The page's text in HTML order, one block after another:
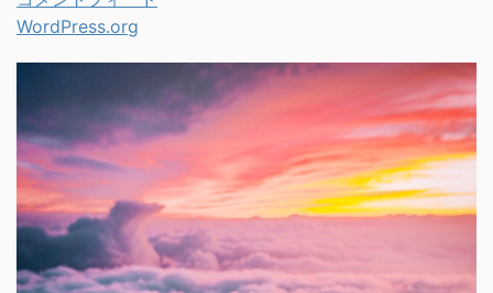
WordPress.org